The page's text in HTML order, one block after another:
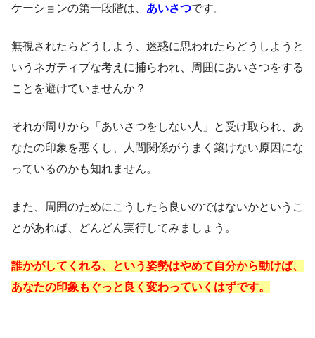
ケーションの第一段階は、 あいさつです。
無視されたらどうしよう、迷惑に思われたらどうしようと
いうネガティブな考えに捕らわれ、周囲にあいさつをする
ことを避けていませんか？
それが周りから「あいさつをしない人」と受け取られ、あ
なたの印象を悪くし、人間関係がうまく築けない原因にな
っているのかも知れません。
また、周囲のためにこうしたら良いのではないかというこ
とがあれば、どんどん実行してみましょう。
誰かがしてくれる、という姿勢はやめて自分から動けば、
あなたの印象もぐっと良く変わっていくはずです。